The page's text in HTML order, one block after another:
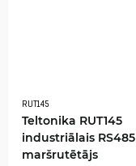
RUT145
Teltonika RUT145
industriālais RS485
maršrutētājs